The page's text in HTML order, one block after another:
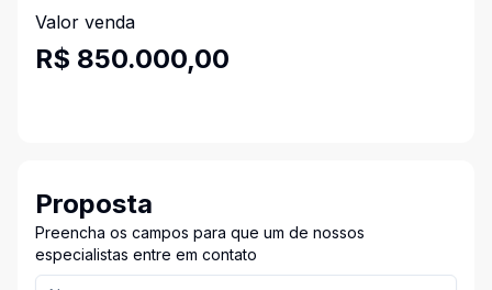
Valor venda
R$ 850.000,00
Proposta
Preencha os campos para que um de nossos
especialistas entre em contato